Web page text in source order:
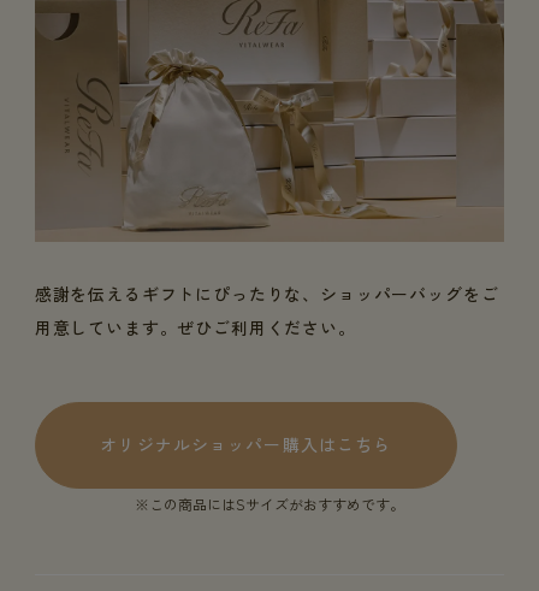
感謝を伝えるギフトにぴったりな、ショッパーバッグをご
用意しています。ぜひご利用ください。
オリジナルショッパー購入はこちら
※この商品にはSサイズがおすすめです。